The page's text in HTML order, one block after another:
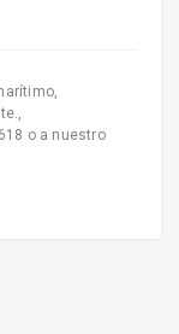
,
,
o a nuestro